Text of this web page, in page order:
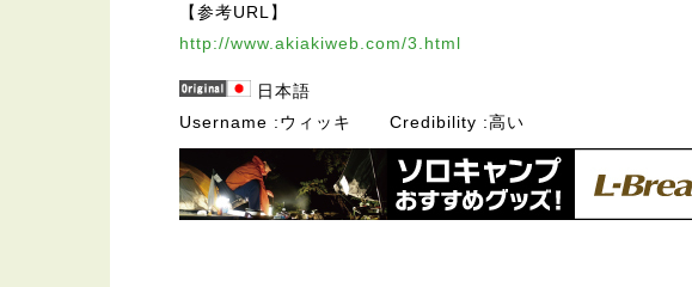
【参考URL】
http://www.akiakiweb.com/3.html
日本語
Username
ウィッキ Credibility 高い